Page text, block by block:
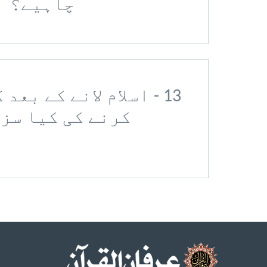
چاہیے؟
13 - اسلام لانے کے
کرنے کی کیا